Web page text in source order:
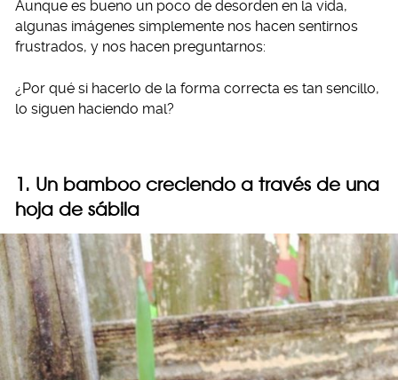
Aunque es bueno un poco de desorden en la vida,
algunas imágenes simplemente nos hacen sentirnos
frustrados, y nos hacen preguntarnos:
¿Por qué si hacerlo de la forma correcta es tan sencillo,
lo siguen haciendo mal?
1. Un bamboo creciendo a través de una
hoja de sábila